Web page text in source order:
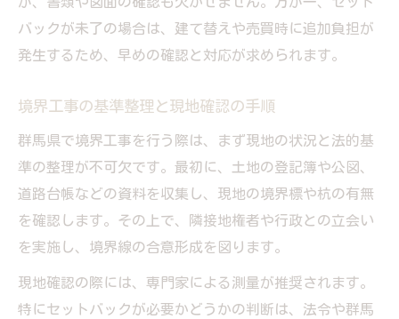
バックが未了の場合は、建て替えや売買時に追加負担が
発生するため、早めの確認と対応が求められます。
境界工事の基準整理と現地確認の手順
群馬県で境界工事を行う際は、まず現地の状況と法的基
準の整理が不可欠です。最初に、土地の登記簿や公図、
道路台帳などの資料を収集し、現地の境界標や杭の有無
を確認します。その上で、隣接地権者や行政との立会い
を実施し、境界線の合意形成を図ります。
現地確認の際には、専門家による測量が推奨されます。
特にセットバックが必要かどうかの判断は、法令や群馬